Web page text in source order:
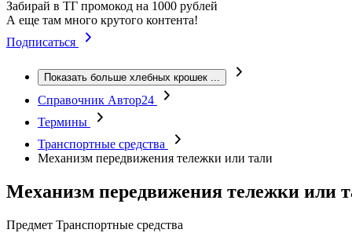
Забирай в ТГ промокод на 1000 рублей
А еще там много крутого контента!
Подписаться
Показать больше хлебных крошек ...
Справочник Автор24
Термины
Транспортные средства
Механизм передвижения тележки или тали
Механизм передвижения тележки или
Предмет Транспортные средства